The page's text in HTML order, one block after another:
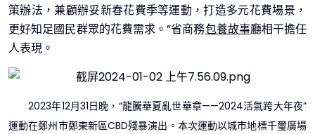
策辦法，兼顧辦妥新春花費季等運動，打造多元花費場景，
更好知足國民群眾的花費需求。”省商務包養故事廳相干擔任
人表現。
2023年12月31日晚，“龍騰華夏亂世華章——2024活氣跨大年夜”
運動在鄭州市鄭東新區CBD殘暴演出。本次運動以城市地標千璽廣場